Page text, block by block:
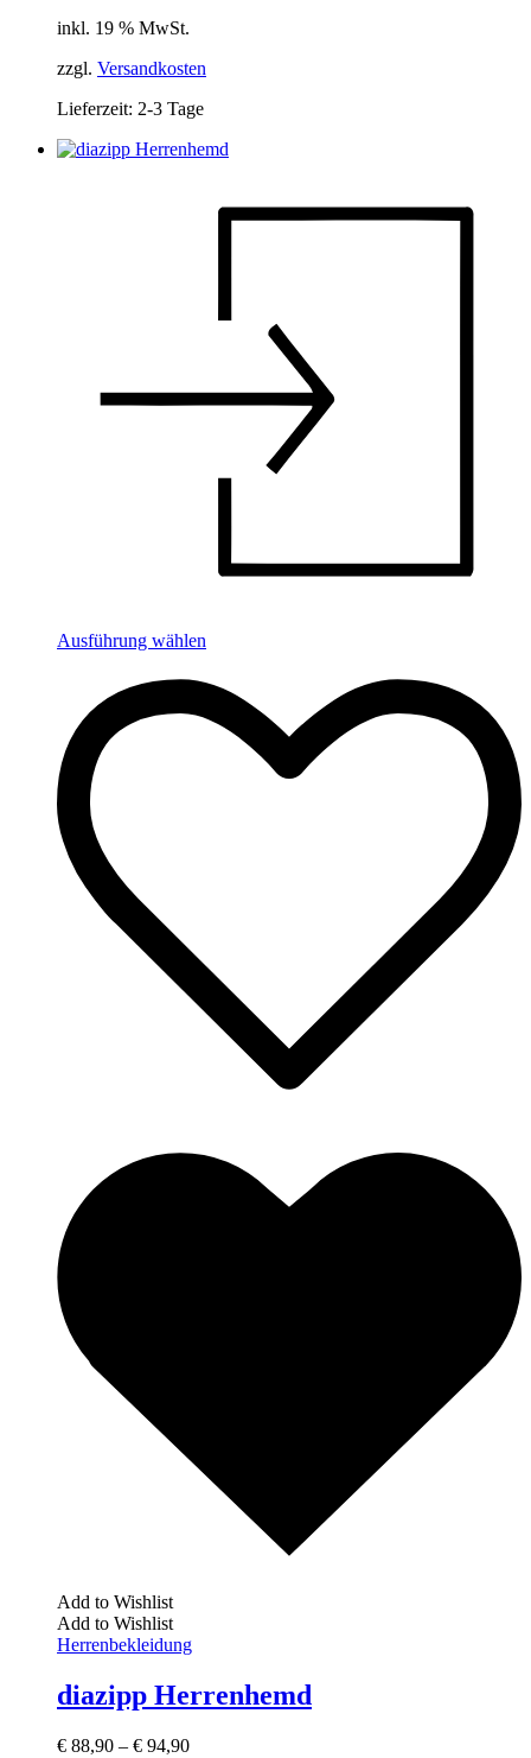
inkl. 19 % MwSt.
zzgl. Versandkosten
Lieferzeit: 2-3 Tage
Ausführung wählen
Add to Wishlist
Add to Wishlist
Herrenbekleidung
diazipp Herrenhemd
€ 88,90 – € 94,90